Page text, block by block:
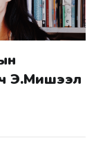
Э.Мишээл